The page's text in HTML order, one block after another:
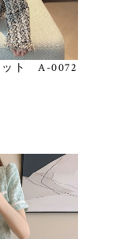
ット A-0072